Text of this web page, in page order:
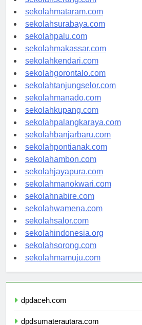
sekolahserang.com
sekolahmataram.com
sekolahsurabaya.com
sekolahpalu.com
sekolahmakassar.com
sekolahkendari.com
sekolahgorontalo.com
sekolahtanjungselor.com
sekolahmanado.com
sekolahkupang.com
sekolahpalangkaraya.com
sekolahbanjarbaru.com
sekolahpontianak.com
sekolahambon.com
sekolahjayapura.com
sekolahmanokwari.com
sekolahnabire.com
sekolahwamena.com
sekolahsalor.com
sekolahindonesia.org
sekolahsorong.com